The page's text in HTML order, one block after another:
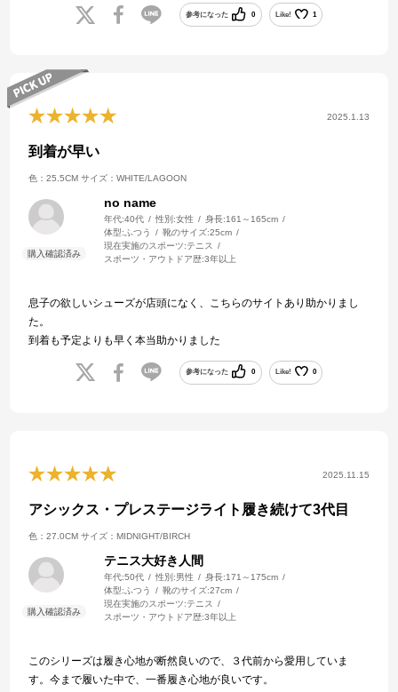
参考になった 0 Like! 1
2025.1.13
到着が早い
色：25.5CM サイズ：WHITE/LAGOON
no name
年代:40代 性別:女性 身長:161～165cm
体型: ふつう 靴のサイズ:25cm
現在実施のスポーツ:テニス
スポーツ・アウトドア歴:3年以上
息子の欲しいシューズが店頭になく、こちらのサイトあり助かりまし
た。
到着も予定よりも早く本当助かりました
参考になった 0 Like! 0
2025.11.15
アシックス・プレステージライト履き続けて3代目
色：27.0CM サイズ：MIDNIGHT/BIRCH
テニス大好き人間
年代:50代 性別:男性 身長:171～175cm
体型: ふつう 靴のサイズ:27cm
現在実施のスポーツ:テニス
スポーツ・アウトドア歴:3年以上
このシリーズは履き心地が断然良いので、３代前から愛用していま
す。今まで履いた中で、一番履き心地が良いです。